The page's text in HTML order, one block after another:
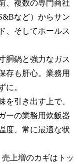
、複数の専門商社
など）からサン
、そしてホールス
胴鍋と強力なガス
存も肝心。業務用
に。
を引き出す上で、
ーの業務用炊飯器
度、常に最適な状
上増のカギはトッ